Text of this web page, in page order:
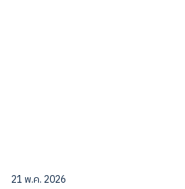
21 พ.ค. 2026